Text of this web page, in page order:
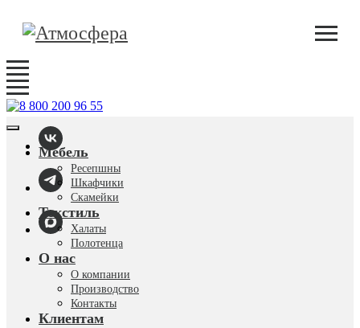
Мебель
Ресепшны
Шкафчики
Скамейки
Текстиль
Халаты
Полотенца
О нас
О компании
Производство
Контакты
Клиентам